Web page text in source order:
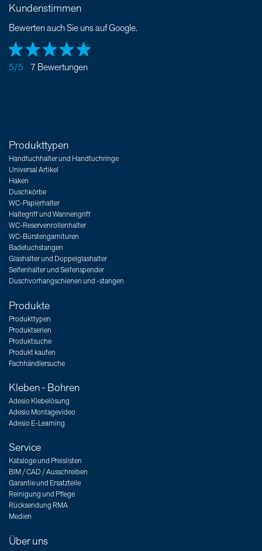
Kundenstimmen
Bewerten auch Sie uns auf Google.
5/5 7 Bewertungen
Produkttypen
Handtuchhalter und Handtuchringe
Universal Artikel
Haken
Duschkörbe
WC-Papierhalter
Haltegriff und Wannengriff
WC-Reservenrollenhalter
WC-Bürstengarnituren
Badetuchstangen
Glashalter und Doppelglashalter
Seifenhalter und Seifenspender
Duschvorhangschienen und -stangen
Produkte
Produkttypen
Produktserien
Produktsuche
Produkt kaufen
Fachhändlersuche
Kleben - Bohren
Adesio Klebelösung
Adesio Montagevideo
Adesio E-Learning
Service
Kataloge und Preislisten
BIM / CAD / Ausschreiben
Garantie und Ersatzteile
Reinigung und Pflege
Rücksendung RMA
Medien
Über uns